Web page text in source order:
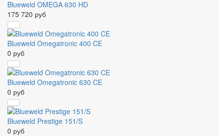
Blueweld OMEGA 630 HD
175 720 руб
Blueweld Omegatronic 400 CE
0 руб
Blueweld Omegatronic 630 CE
0 руб
Blueweld Prestige 151/S
0 руб